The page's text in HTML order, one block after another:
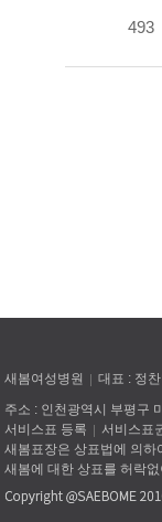
493
새봄여성병원
대표 : 정
주소 : 인천광역시 부평구
서비스표 등록
서비스표
새봄표장은 상표법에 의
새봄에 대한 상표를 허락